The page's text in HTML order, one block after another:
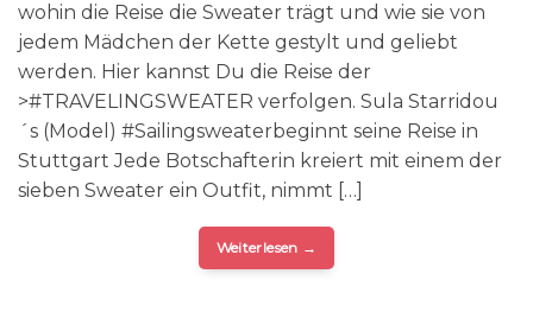
wohin die Reise die Sweater trägt und wie sie von
jedem Mädchen der Kette gestylt und geliebt
werden. Hier kannst Du die Reise der
>#TRAVELINGSWEATER verfolgen. Sula Starridou
´s (Model) #Sailingsweaterbeginnt seine Reise in
Stuttgart Jede Botschafterin kreiert mit einem der
sieben Sweater ein Outfit, nimmt […]
Weiterlesen →